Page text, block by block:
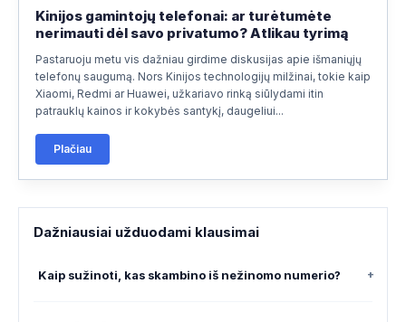
ARTIMIEJI RYTAI (12)
AFRIKA(6)
Kinijos gamintojų telefonai: ar turėtumėte
nerimauti dėl savo privatumo? Atlikau tyrimą
Pastaruoju metu vis dažniau girdime diskusijas apie išmaniųjų
telefonų saugumą. Nors Kinijos technologijų milžinai, tokie kaip
Xiaomi, Redmi ar Huawei, užkariavo rinką siūlydami itin
patrauklų kainos ir kokybės santykį, daugeliui...
Plačiau
Dažniausiai užduodami klausimai
Kaip sužinoti, kas skambino iš nežinomo numerio? +